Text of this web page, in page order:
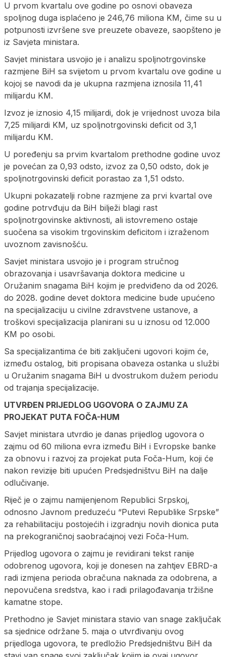
U prvom kvartalu ove godine po osnovi obaveza
spoljnog duga isplaćeno je 246,76 miliona KM, čime su u
potpunosti izvršene sve preuzete obaveze, saopšteno je
iz Savjeta ministara.
Savjet ministara usvojio je i analizu spoljnotrgovinske
razmjene BiH sa svijetom u prvom kvartalu ove godine u
kojoj se navodi da je ukupna razmjena iznosila 11,41
milijardu KM.
Izvoz je iznosio 4,15 milijardi, dok je vrijednost uvoza bila
7,25 milijardi KM, uz spoljnotrgovinski deficit od 3,1
milijardu KM.
U poređenju sa prvim kvartalom prethodne godine uvoz
je povećan za 0,93 odsto, izvoz za 0,50 odsto, dok je
spoljnotrgovinski deficit porastao za 1,51 odsto.
Ukupni pokazatelji robne razmjene za prvi kvartal ove
godine potrvđuju da BiH bilježi blagi rast
spoljnotrgovinske aktivnosti, ali istovremeno ostaje
suočena sa visokim trgovinskim deficitom i izraženom
uvoznom zavisnošću.
Savjet ministara usvojio je i program stručnog
obrazovanja i usavršavanja doktora medicine u
Oružanim snagama BiH kojim je predviđeno da od 2026.
do 2028. godine devet doktora medicine bude upućeno
na specijalizaciju u civilne zdravstvene ustanove, a
troškovi specijalizacija planirani su u iznosu od 12.000
KM po osobi.
Sa specijalizantima će biti zaključeni ugovori kojim će,
između ostalog, biti propisana obaveza ostanka u službi
u Oružanim snagama BiH u dvostrukom dužem periodu
od trajanja specijalizacije.
UTVRĐEN PRIЈEDLOG UGOVORA O ZAЈMU ZA
PROЈEKAT PUTA FOČA-HUM
Savjet ministara utvrdio je danas prijedlog ugovora o
zajmu od 60 miliona evra između BiH i Evropske banke
za obnovu i razvoj za projekat puta Foča-Hum, koji će
nakon revizije biti upućen Predsjedništvu BiH na dalje
odlučivanje.
Riječ je o zajmu namijenjenom Republici Srpskoj,
odnosno Јavnom preduzeću “Putevi Republike Srpske”
za rehabilitaciju postojećih i izgradnju novih dionica puta
na prekograničnoj saobraćajnoj vezi Foča-Hum.
Prijedlog ugovora o zajmu je revidirani tekst ranije
odobrenog ugovora, koji je donesen na zahtjev EBRD-a
radi izmjena perioda obračuna naknada za odobrena, a
nepovučena sredstva, kao i radi prilagođavanja tržišne
kamatne stope.
Prethodno je Savjet ministara stavio van snage zaključak
sa sjednice održane 5. maja o utvrđivanju ovog
prijedloga ugovora, te predložio Predsjedništvu BiH da